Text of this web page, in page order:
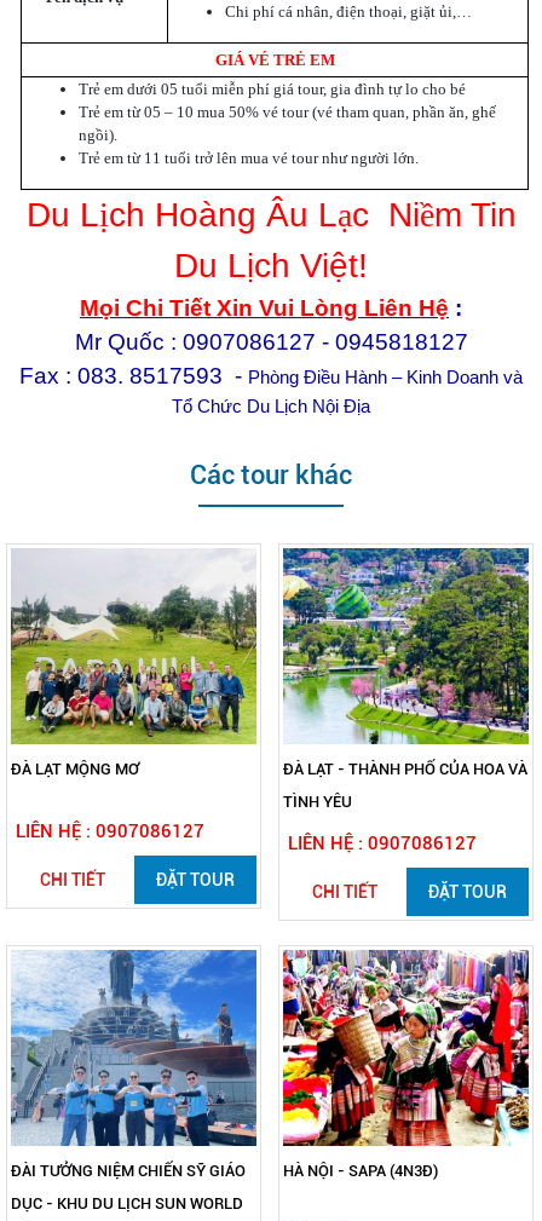
Chi phí cá nhân, điện thoại, giặt ủi,…
GIÁ VÉ TRẺ EM
Trẻ em dưới 05 tuổi miễn phí giá tour, gia đình tự lo cho bé
Trẻ em từ 05 – 10 mua 50% vé tour (vé tham quan, phần ăn, ghế
ngồi).
Trẻ em từ 11 tuổi trở lên mua vé tour như người lớn.
Du Lịch Hoàng Âu Lạc Niềm Tin
Du Lịch Việt!
Mọi Chi Tiết Xin Vui Lòng Liên Hệ :
Mr Quốc : 0907086127 - 0945818127
Fax : 083. 8517593 - Phòng Điều Hành – Kinh Doanh và
Tổ Chức Du Lịch Nội Địa
Các tour khác
ĐÀ LẠT MỘNG MƠ
LIÊN HỆ : 0907086127
CHI TIẾT ĐẶT TOUR
ĐÀ LẠT - THÀNH PHỐ CỦA HOA VÀ
TÌNH YÊU
LIÊN HỆ : 0907086127
CHI TIẾT ĐẶT TOUR
ĐÀI TƯỞNG NIỆM CHIẾN SỸ GIÁO
DỤC - KHU DU LỊCH SUN WORLD
HÀ NỘI - SAPA (4N3Đ)